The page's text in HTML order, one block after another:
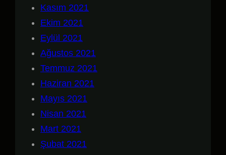
Kasım 2021
Ekim 2021
Eylül 2021
Ağustos 2021
Temmuz 2021
Haziran 2021
Mayıs 2021
Nisan 2021
Mart 2021
Şubat 2021